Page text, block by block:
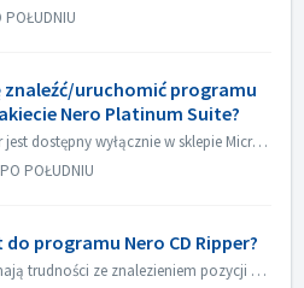
znaleźć/uruchomić programu
Nero Platinum Suite?
Program Nero CD Ripper jest dostępny wyłącznie w sklepie Microsoft Store (https://apps.microsoft.com/detail/9NSNQ0CPD06G) i nie wchodzi w skład pakietu Nero...
POŁUDNIU
programu Nero CD Ripper?
Niektórzy użytkownicy mają trudności ze znalezieniem pozycji programu Nero CD Ripper i za każdym razem muszą przechodzić do Sklepu Microsoft, aby go uruchom...